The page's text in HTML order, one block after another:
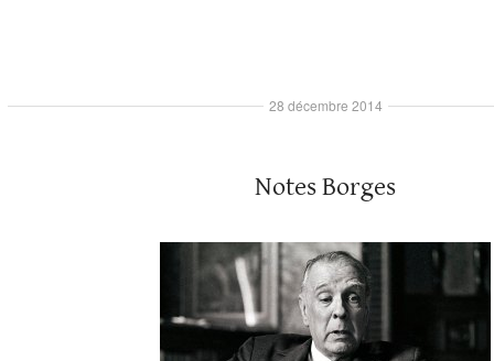
Notes Borges
28 décembre 2014